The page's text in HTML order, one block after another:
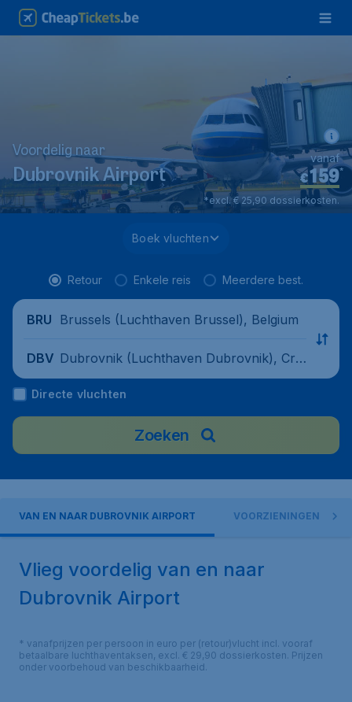
Voordelig naar
Dubrovnik Airport €159*
vanaf
*excl. € 25,90 dossierkosten.
Boek vluchten
Retour Enkele reis Meerdere best.
BRU Brussels (Luchthaven Brussel), Belgium
DBV Dubrovnik (Luchthaven Dubrovnik), Cro
atia
Directe vluchten
Zoeken
VAN EN NAAR DUBROVNIK AIRPORT VOORZIENINGEN
Vlieg voordelig van en naar
Dubrovnik Airport
* vanafprijzen per persoon in euro per (retour)vlucht incl. vooraf
betaalbare luchthaventaksen, excl. € 29,90 dossierkosten. Prijzen
onder voorbehoud van beschikbaarheid.